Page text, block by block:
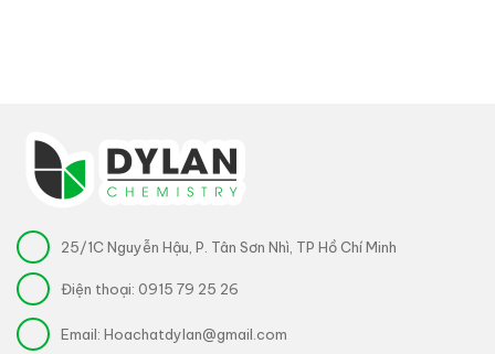
25/1C Nguyễn Hậu, P. Tân Sơn Nhì, TP Hồ Chí Minh
Điện thoại: 0915 79 25 26
Email: Hoachatdylan@gmail.com